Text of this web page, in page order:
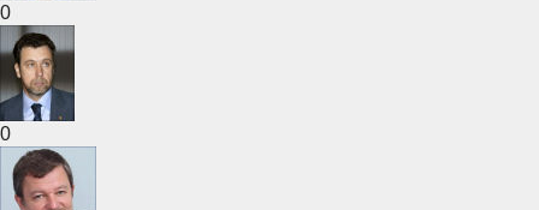
0
0